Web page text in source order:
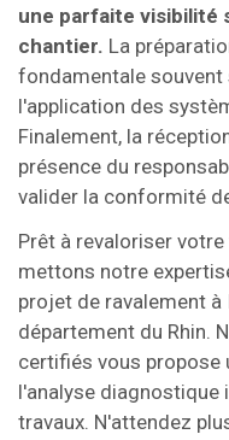
une parfaite visibilité
chantier. La
fondamentale
l'application des
Finalement, la
présence du
valider la conformité
Prêt à revaloriser votre
mettons notre
projet de ravalement
département du Rhin.
certifiés vous propose
l'analyse diagnostique
travaux. N'attendez